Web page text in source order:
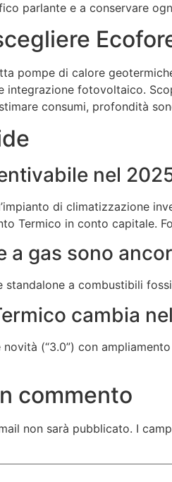
parlante e a conservare
pompe di calore
integrazione fotovoltaico.
consumi, profondità
nel
di climatizzazione
Termico in conto capitale.
a gas sono
standalone a combustibili
cambia
novità (“3.0”) con
commento
non sarà pubblicato. I